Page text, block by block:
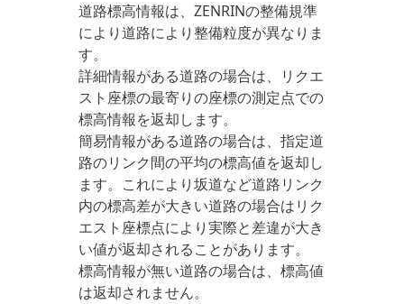
道路標高情報は、ZENRINの整備規準
により道路により整備粒度が異なりま
す。
詳細情報がある道路の場合は、リクエ
スト座標の最寄りの座標の測定点での
標高情報を返却します。
簡易情報がある道路の場合は、指定道
路のリンク間の平均の標高値を返却し
ます。これにより坂道など道路リンク
内の標高差が大きい道路の場合はリク
エスト座標点により実際と差違が大き
い値が返却されることがあります。
標高情報が無い道路の場合は、標高値
は返却されません。